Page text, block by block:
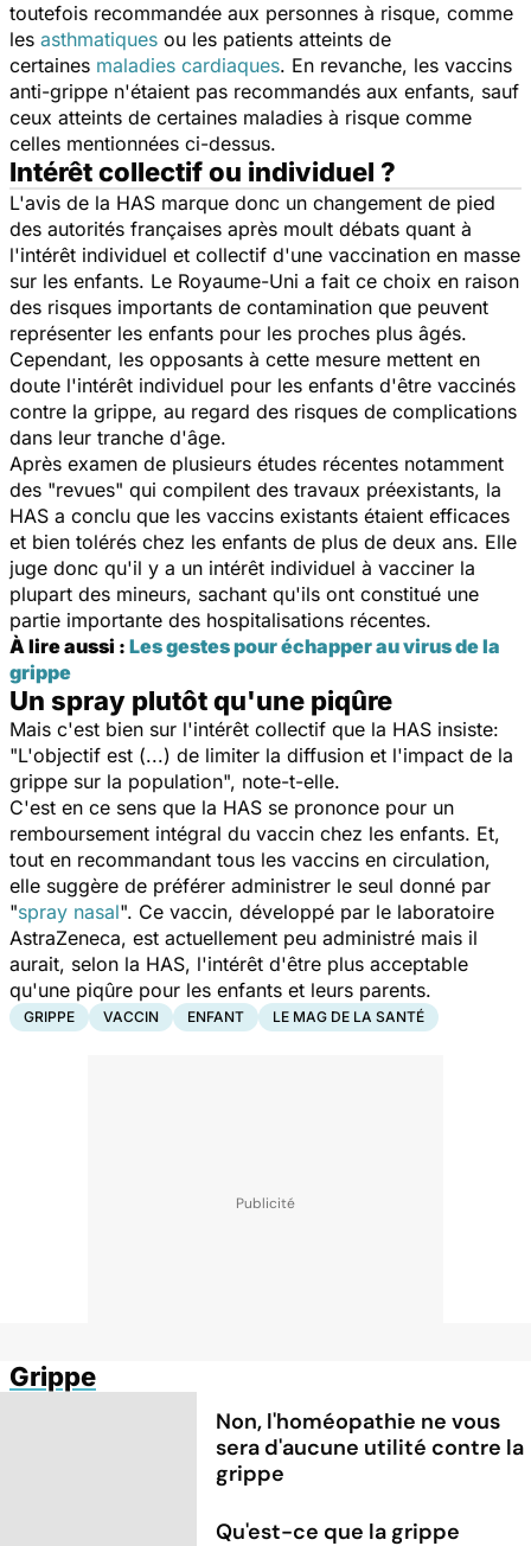
toutefois recommandée aux personnes à risque, comme
les asthmatiques ou les patients atteints de
certaines maladies cardiaques. En revanche, les vaccins
anti-grippe n'étaient pas recommandés aux enfants, sauf
ceux atteints de certaines maladies à risque comme
celles mentionnées ci-dessus.
Intérêt collectif ou individuel ?
L'avis de la HAS marque donc un changement de pied
des autorités françaises après moult débats quant à
l'intérêt individuel et collectif d'une vaccination en masse
sur les enfants. Le Royaume-Uni a fait ce choix en raison
des risques importants de contamination que peuvent
représenter les enfants pour les proches plus âgés.
Cependant, les opposants à cette mesure mettent en
doute l'intérêt individuel pour les enfants d'être vaccinés
contre la grippe, au regard des risques de complications
dans leur tranche d'âge.
Après examen de plusieurs études récentes notamment
des "revues" qui compilent des travaux préexistants, la
HAS a conclu que les vaccins existants étaient efficaces
et bien tolérés chez les enfants de plus de deux ans. Elle
juge donc qu'il y a un intérêt individuel à vacciner la
plupart des mineurs, sachant qu'ils ont constitué une
partie importante des hospitalisations récentes.
À lire aussi : Les gestes pour échapper au virus de la
grippe
Un spray plutôt qu'une piqûre
Mais c'est bien sur l'intérêt collectif que la HAS insiste:
"L'objectif est (...) de limiter la diffusion et l'impact de la
grippe sur la population", note-t-elle.
C'est en ce sens que la HAS se prononce pour un
remboursement intégral du vaccin chez les enfants. Et,
tout en recommandant tous les vaccins en circulation,
elle suggère de préférer administrer le seul donné par
"spray nasal". Ce vaccin, développé par le laboratoire
AstraZeneca, est actuellement peu administré mais il
aurait, selon la HAS, l'intérêt d'être plus acceptable
qu'une piqûre pour les enfants et leurs parents.
GRIPPE VACCIN ENFANT LE MAG DE LA SANTÉ
Grippe
Non, l'homéopathie ne vous
sera d'aucune utilité contre la
grippe
Qu'est-ce que la grippe